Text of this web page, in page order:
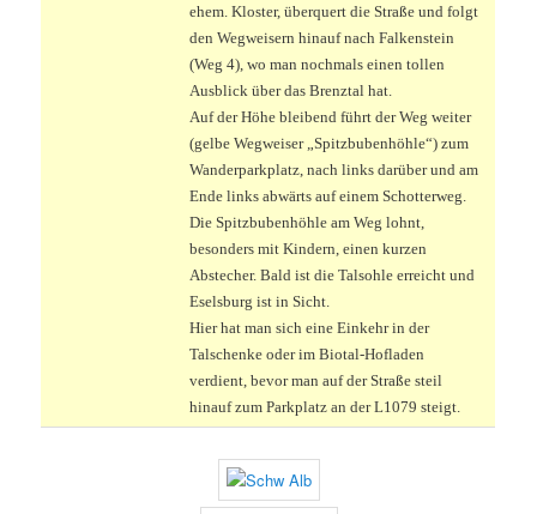
ehem. Kloster, überquert die Straße und folgt
den Wegweisern hinauf nach Falkenstein
(Weg 4), wo man nochmals einen tollen
Ausblick über das Brenztal hat.
Auf der Höhe bleibend führt der Weg weiter
(gelbe Wegweiser „Spitzbubenhöhle“) zum
Wanderparkplatz, nach links darüber und am
Ende links abwärts auf einem Schotterweg.
Die Spitzbubenhöhle am Weg lohnt,
besonders mit Kindern, einen kurzen
Abstecher. Bald ist die Talsohle erreicht und
Eselsburg ist in Sicht.
Hier hat man sich eine Einkehr in der
Talschenke oder im Biotal-Hofladen
verdient, bevor man auf der Straße steil
hinauf zum Parkplatz an der L1079 steigt.